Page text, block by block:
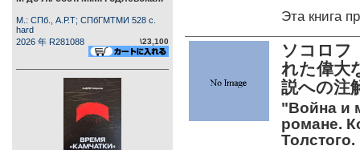
М.: СПб., А.Р.Т; СПбГМТМИ 528 c.
hard
2026 年 R281088
\23,100
Эта книга
ソコロ
れた偉大
説への注
"Война и
романе.